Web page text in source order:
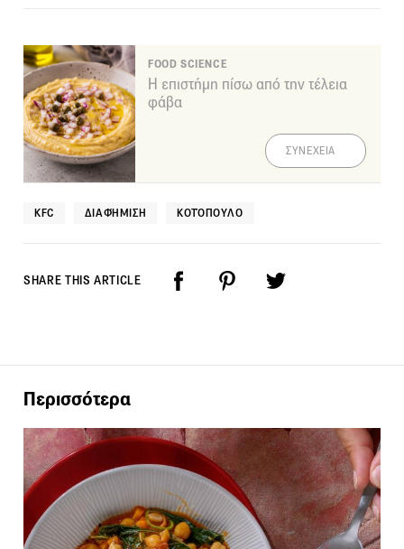
FOOD SCIENCE
Η επιστήμη πίσω από την τέλεια
φάβα
ΣΥΝΕΧΕΙΑ
KFC ΔΙΑΦΉΜΙΣΗ ΚΟΤΌΠΟΥΛΟ
SHARE THIS ARTICLE
Περισσότερα